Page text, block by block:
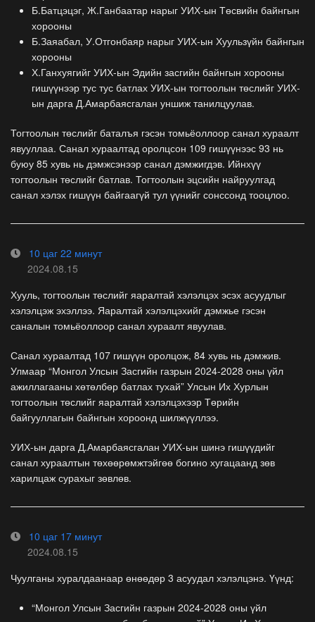
Б.Батцэцэг, Ж.Ганбаатар нарыг УИХ-ын Төсвийн байнгын
хорооны
Б.Заяабал, У.Отгонбаяр нарыг УИХ-ын Хуульзүйн байнгын
хорооны
Х.Ганхуягийг УИХ-ын Эдийн засгийн байнгын хорооны
гишүүнээр тус тус батлах УИХ-ын тогтоолын төслийг УИХ-
ын дарга Д.Амарбаясгалан уншиж танилцуулав.
Тогтоолын төслийг баталъя гэсэн томьёоллоор санал хураалт
явууллаа. Санал хураалтад оролцсон 109 гишүүнээс 93 нь
буюу 85 хувь нь дэмжсэнээр санал дэмжигдэв. Ийнхүү
тогтоолын төслийг батлав. Тогтоолын эцсийн найруулгад
санал хэлэх гишүүн байгаагүй тул үүнийг сонссонд тооцлоо.
10 цаг 22 минут
2024.08.15
Хууль, тогтоолын төслийг яаралтай хэлэлцэх эсэх асуудлыг
хэлэлцэж эхэллээ. Яаралтай хэлэлцэхийг дэмжье гэсэн
саналын томьёоллоор санал хураалт явуулав.
Санал хураалтад 107 гишүүн оролцож, 84 хувь нь дэмжив.
Улмаар “Монгол Улсын Засгийн газрын 2024-2028 оны үйл
ажиллагааны хөтөлбөр батлах тухай” Улсын Их Хурлын
тогтоолын төслийг яаралтай хэлэлцэхээр Төрийн
байгууллагын байнгын хороонд шилжүүллээ.
УИХ-ын дарга Д.Амарбаясгалан УИХ-ын шинэ гишүүдийг
санал хураалтын төхөөрөмжтэйгөө богино хугацаанд зөв
харилцаж сурахыг зөвлөв.
10 цаг 17 минут
2024.08.15
Чуулганы хуралдаанаар өнөөдөр 3 асуудал хэлэлцэнэ. Үүнд:
“Монгол Улсын Засгийн газрын 2024-2028 оны үйл